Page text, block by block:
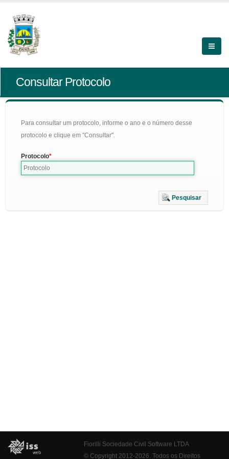
Consultar Protocolo
Para consultar um protocolo, informe o ano e o número desse
protocolo e clique em "Consultar".
Protocolo
Pesquisar
Fiorilli Sociedade Civil Software LTDA
© Copyright 2012-2026. Todos os Direitos